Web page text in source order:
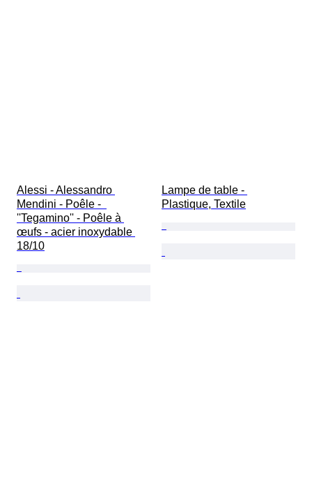
Alessi - Alessandro
Mendini - Poêle -
''Tegamino'' - Poêle à
œufs - acier inoxydable
18/10
Lampe de table -
Plastique, Textile